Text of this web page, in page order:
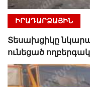
ԻՐԱԴԱՐՁԱՅԻՆ
Տեսախցիկը
ունեցած